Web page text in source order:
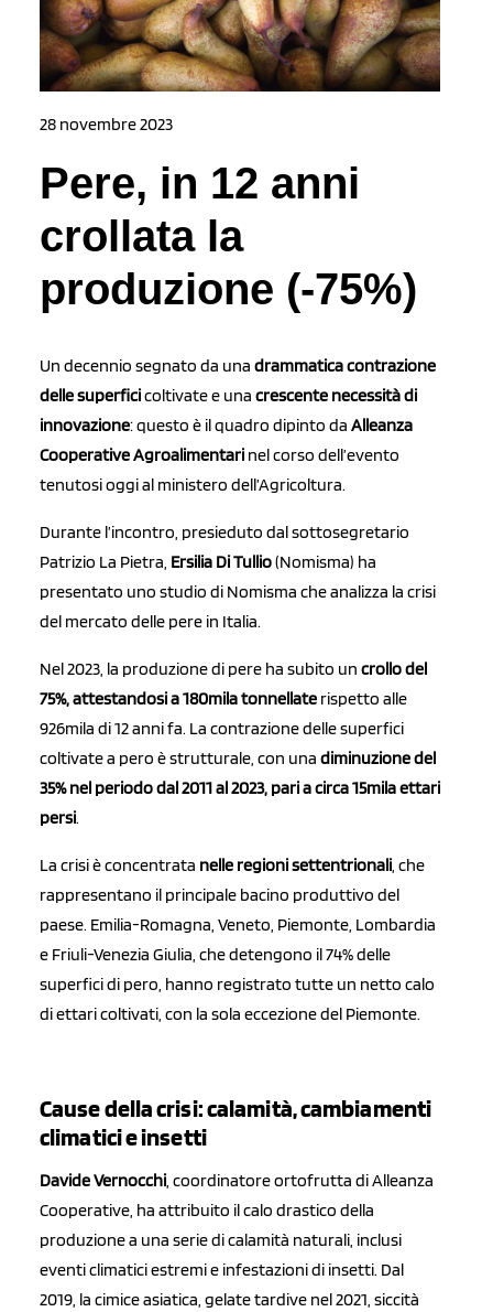
28 novembre 2023
Pere, in 12 anni
crollata la
produzione (-75%)
Un decennio segnato da una drammatica contrazione
delle superficicoltivate e una crescente necessità di
innovazione: questo è il quadro dipinto da Alleanza
Cooperative Agroalimentari nel corso dell’evento
tenutosi oggi al ministero dell’Agricoltura.
Durante l’incontro, presieduto dal sottosegretario
Patrizio La Pietra, Ersilia Di Tullio(Nomisma) ha
presentato uno studio di Nomisma che analizza la crisi
del mercato delle pere in Italia.
Nel 2023, la produzione di pere ha subito un crollo del
75%, attestandosi a 180mila tonnellate rispetto alle
926mila di 12 anni fa. La contrazione delle superfici
coltivate a pero è strutturale, con una diminuzione del
35% nel periodo dal 2011 al 2023, pari a circa 15mila ettari
persi.
La crisi è concentrata nelle regioni settentrionali, che
rappresentano il principale bacino produttivo del
paese. Emilia-Romagna, Veneto, Piemonte, Lombardia
e Friuli-Venezia Giulia, che detengono il 74% delle
superfici di pero, hanno registrato tutte un netto calo
di ettari coltivati, con la sola eccezione del Piemonte.
Cause della crisi: calamità, cambiamenti
climatici e insetti
Davide Vernocchi, coordinatore ortofrutta di Alleanza
Cooperative, ha attribuito il calo drastico della
produzione a una serie di calamità naturali, inclusi
eventi climatici estremi e infestazioni di insetti. Dal
2019, la cimice asiatica, gelate tardive nel 2021, siccità